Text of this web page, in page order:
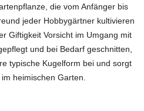
die vom Anfänger bis
jeder Hobbygärtner kultivieren
Giftigkeit Vorsicht im Umgang mit
und bei Bedarf geschnitten,
typische Kugelform bei und sorgt
heimischen Garten.